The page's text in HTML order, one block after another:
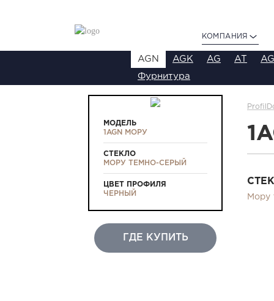
КОМПАНИЯ
AGN AGK AG AT
Фурнитура
МОДЕЛЬ
1AGN МОРУ
СТЕКЛО
МОРУ ТЕМНО-СЕРЫЙ
ЦВЕТ ПРОФИЛЯ
ЧЕРНЫЙ
ГДЕ КУПИТЬ
Мору